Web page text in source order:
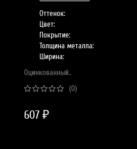
Оттенок:
Цвет:
Покрытие:
Толщина металла:
Ширина:
Оцинкованный..
(0)
607 ₽